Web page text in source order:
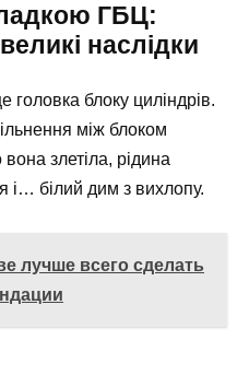
ГБЦ:
наслідки
блоку циліндрів.
між блоком
злетіла, рідина
і… білий дим з вихлопу.
лучше всего сделать